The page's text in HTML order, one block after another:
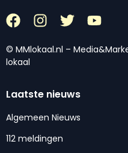
© MMlokaal.nl –
lokaal
Laatste nieuws
Algemeen Nieuws
112 meldingen